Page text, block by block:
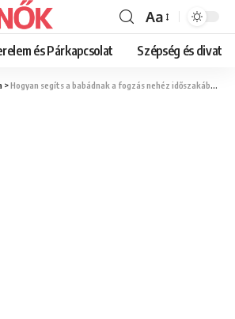
Font
Resizer
Aa
és Párkapcsolat Szépség és divat
>Hogyan segíts a babádnak a fogzás nehéz időszakában?